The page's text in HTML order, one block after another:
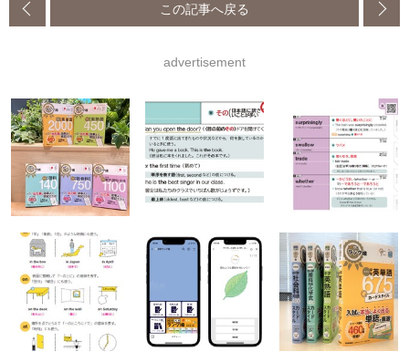
この記事へ戻る
advertisement